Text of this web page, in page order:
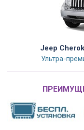
Jeep
Ультра-